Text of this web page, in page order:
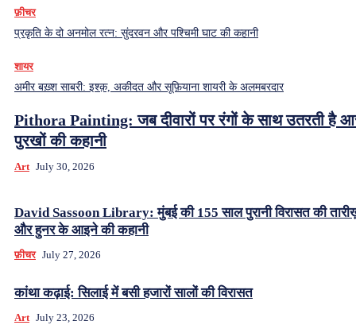
फ़ीचर
प्रकृति के दो अनमोल रत्न: सुंदरवन और पश्चिमी घाट की कहानी
शायर
अमीर बख़्श साबरी: इश्क़, अकीदत और सूफ़ियाना शायरी के अलमबरदार
Pithora Painting: जब दीवारों पर रंगों के साथ उतरती है
पुरखों की कहानी
Art July 30, 2026
David Sassoon Library: मुंबई की 155 साल पुरानी विरासत की
और हुनर के आइने की कहानी
फ़ीचर July 27, 2026
कांथा कढ़ाई: सिलाई में बसी हजारों सालों की विरासत
Art July 23, 2026